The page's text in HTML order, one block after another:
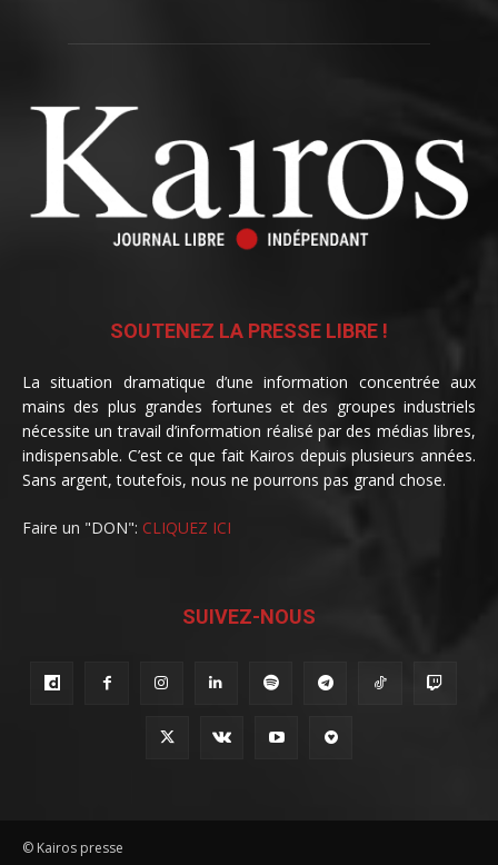
SOUTENEZ LA PRESSE LIBRE !
La situation dramatique d’une information concentrée aux
mains des plus grandes fortunes et des groupes industriels
nécessite un travail d’information réalisé par des médias libres,
indispensable. C’est ce que fait Kairos depuis plusieurs années.
Sans argent, toutefois, nous ne pourrons pas grand chose.
Faire un "DON": CLIQUEZ ICI
SUIVEZ-NOUS
© Kairos presse